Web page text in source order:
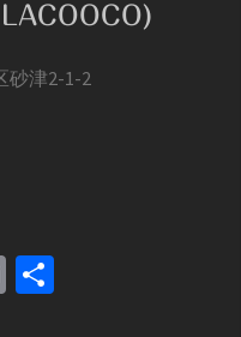
砂津2-1-2
Email